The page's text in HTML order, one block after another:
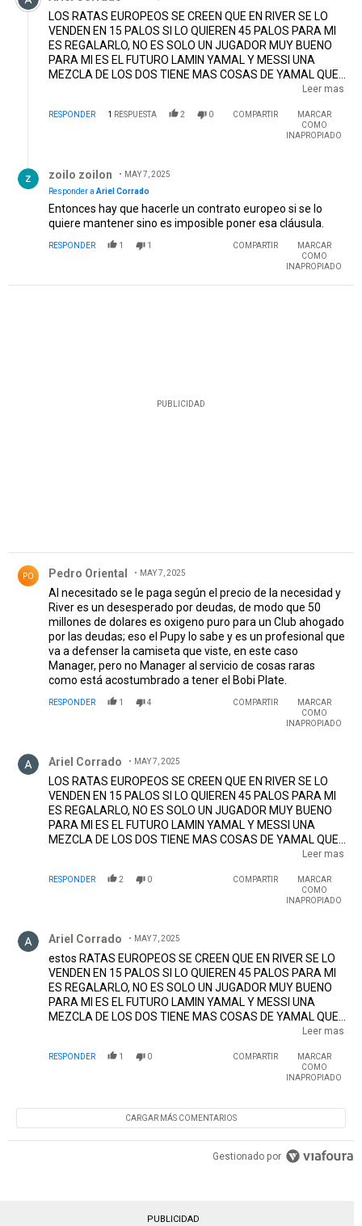
LOS RATAS EUROPEOS SE CREEN QUE EN RIVER SE LO
VENDEN EN 15 PALOS SI LO QUIEREN 45 PALOS PARA MI
ES REGALARLO, NO ES SOLO UN JUGADOR MUY BUENO
PARA MI ES EL FUTURO LAMIN YAMAL Y MESSI UNA
MEZCLA DE LOS DOS TIENE MAS COSAS DE YAMAL QUE
DE MESSI PASA QUE A LOS SUDAMERICANOS NO LOS
VENDER Y DEBEN VENDERLO DESPUES DEL MUNDIAL
NOS ENTEREMOS QUE YA ESTA VENDIDO PORQUE SI
BRITO HACE ESO TIENE QUE RENUNCIAR ,MINIMO 70
PALOS SINO PARA QUE INVIERTEN EN INFERIORES,
HAGANSE VALER CON LOS EUROPEOS SI LOS REGALAN
SE VENDE, VAS A VER COMO LA VAN A PONER
Leer mas
RESPONDER 1 RESPUESTA 2 0 COMPARTIR
MARCAR
COMO
INAPROPIADO
zoilo zoilon
MAY 7, 2025
Responder a Ariel Corrado
Entonces hay que hacerle un contrato europeo si se lo
quiere mantener sino es imposible poner esa cláusula.
RESPONDER 1 1 COMPARTIR
MARCAR
COMO
INAPROPIADO
PUBLICIDAD
PO Pedro Oriental MAY 7, 2025
Al necesitado se le paga según el precio de la necesidad y
River es un desesperado por deudas, de modo que 50
millones de dolares es oxigeno puro para un Club ahogado
por las deudas; eso el Pupy lo sabe y es un profesional que
va a defenser la camiseta que viste, en este caso
Manager, pero no Manager al servicio de cosas raras
como está acostumbrado a tener el Bobi Plate.
RESPONDER 1 4 COMPARTIR
MARCAR
COMO
INAPROPIADO
Ariel Corrado MAY 7, 2025
LOS RATAS EUROPEOS SE CREEN QUE EN RIVER SE LO
VENDEN EN 15 PALOS SI LO QUIEREN 45 PALOS PARA MI
ES REGALARLO, NO ES SOLO UN JUGADOR MUY BUENO
PARA MI ES EL FUTURO LAMIN YAMAL Y MESSI UNA
MEZCLA DE LOS DOS TIENE MAS COSAS DE YAMAL QUE
DE MESSI PASA QUE A LOS SUDAMERICANOS NO LOS
VENDER Y DEBEN VENDERLO DESPUES DEL MUNDIAL
NOS ENTEREMOS QUE YA ESTA VENDIDO PORQUE SI
BRITO HACE ESO TIENE QUE RENUNCIAR ,MINIMO 70
PALOS SINO PARA QUE INVIERTEN EN INFERIORES
Leer mas
RESPONDER 2 0 COMPARTIR
MARCAR
COMO
INAPROPIADO
Ariel Corrado MAY 7, 2025
estos RATAS EUROPEOS SE CREEN QUE EN RIVER SE LO
VENDEN EN 15 PALOS SI LO QUIEREN 45 PALOS PARA MI
ES REGALARLO, NO ES SOLO UN JUGADOR MUY BUENO
PARA MI ES EL FUTURO LAMIN YAMAL Y MESSI UNA
MEZCLA DE LOS DOS TIENE MAS COSAS DE YAMAL QUE
DE MESSI PASA QUE A LOS SUDAMERICANOS NO LOS
VENDER Y DEBEN VENDERLO DESPUES DEL MUNDIAL
NOS ENTEREMOS QUE YA ESTA VENDIDO PORQUE SI
Leer mas
RESPONDER 1 0 COMPARTIR
MARCAR
COMO
INAPROPIADO
CARGAR MÁS COMENTARIOS
Gestionado por
PUBLICIDAD